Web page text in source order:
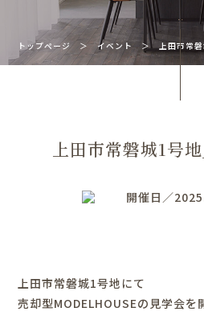
トップページ ＞イベント ＞上田市常
上田市常磐城1号
開催日／
上田市常磐城1号地にて
売却型MODELHOUSEの見学会を